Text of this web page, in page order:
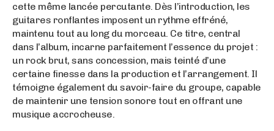
cette même lancée percutante. Dès l’introduction, les
guitares ronflantes imposent un rythme effréné,
maintenu tout au long du morceau. Ce titre, central
dans l’album, incarne parfaitement l’essence du projet :
un rock brut, sans concession, mais teinté d’une
certaine finesse dans la production et l’arrangement. Il
témoigne également du savoir-faire du groupe, capable
de maintenir une tension sonore tout en offrant une
musique accrocheuse.